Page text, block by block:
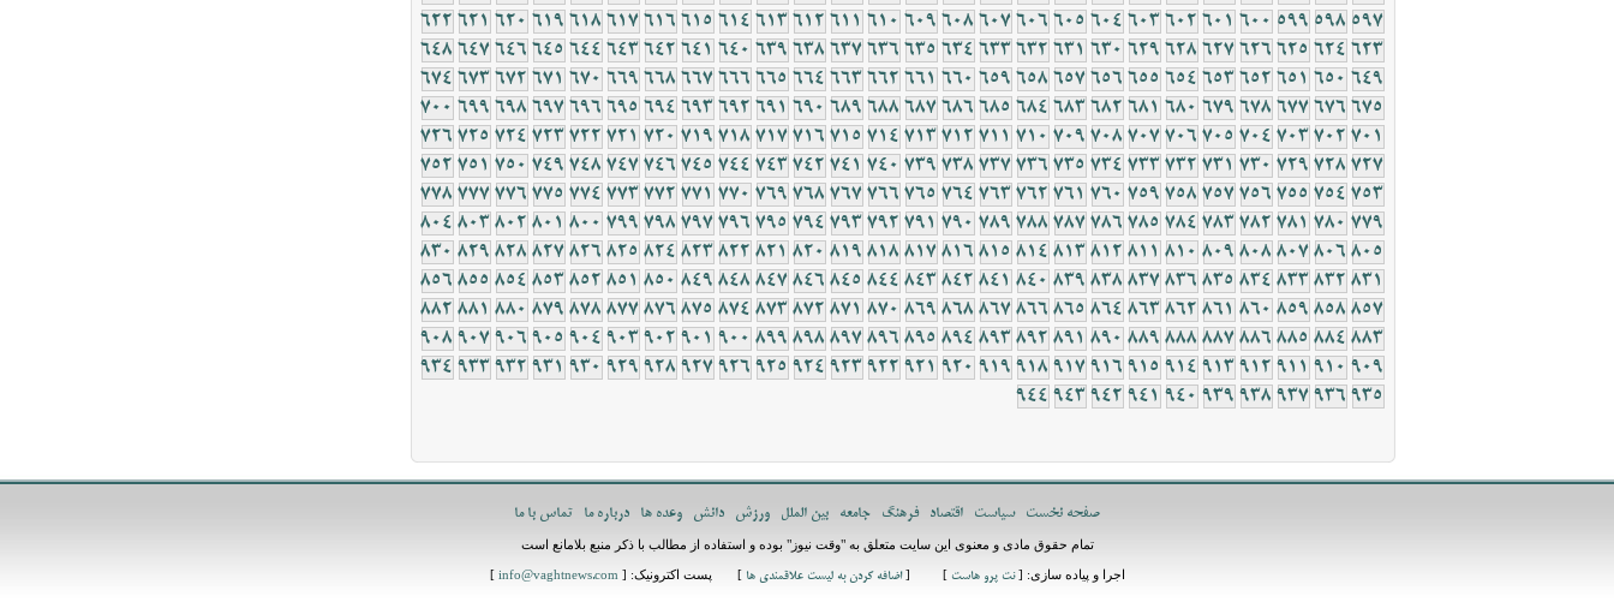
597
598
599
600
601
602
603
604
605
606
607
608
609
610
611
612
613
614
615
616
617
618
619
620
621
622
623
624
625
626
627
628
629
630
631
632
633
634
635
636
637
638
639
640
641
642
643
644
645
646
647
648
649
650
651
652
653
654
655
656
657
658
659
660
661
662
663
664
665
666
667
668
669
670
671
672
673
674
675
676
677
678
679
680
681
682
683
684
685
686
687
688
689
690
691
692
693
694
695
696
697
698
699
700
701
702
703
704
705
706
707
708
709
710
711
712
713
714
715
716
717
718
719
720
721
722
723
724
725
726
727
728
729
730
731
732
733
734
735
736
737
738
739
740
741
742
743
744
745
746
747
748
749
750
751
752
753
754
755
756
757
758
759
760
761
762
763
764
765
766
767
768
769
770
771
772
773
774
775
776
777
778
779
780
781
782
783
784
785
786
787
788
789
790
791
792
793
794
795
796
797
798
799
800
801
802
803
804
805
806
807
808
809
810
811
812
813
814
815
816
817
818
819
820
821
822
823
824
825
826
827
828
829
830
831
832
833
834
835
836
837
838
839
840
841
842
843
844
845
846
847
848
849
850
851
852
853
854
855
856
857
858
859
860
861
862
863
864
865
866
867
868
869
870
871
872
873
874
875
876
877
878
879
880
881
882
883
884
885
886
887
888
889
890
891
892
893
894
895
896
897
898
899
900
901
902
903
904
905
906
907
908
909
910
911
912
913
914
915
916
917
918
919
920
921
922
923
924
925
926
927
928
929
930
931
932
933
934
935
936
937
938
939
940
941
942
943
944
صفحه نخست سیاست اقتصاد فرهنگ جامعه بین الملل ورزش دانش وعده ها درباره ما تماس با ما
تمام حقوق مادی و معنوی این سایت متعلق به "وقت نیوز" بوده و استفاده از مطالب با ذکر منبع بلامانع است
اجرا و پیاده سازی: [نت پرو هاست ] [اضافه کردن به لیست علاقمندی ها ] پست اکترونیک: [ info@vaghtnews.com
]